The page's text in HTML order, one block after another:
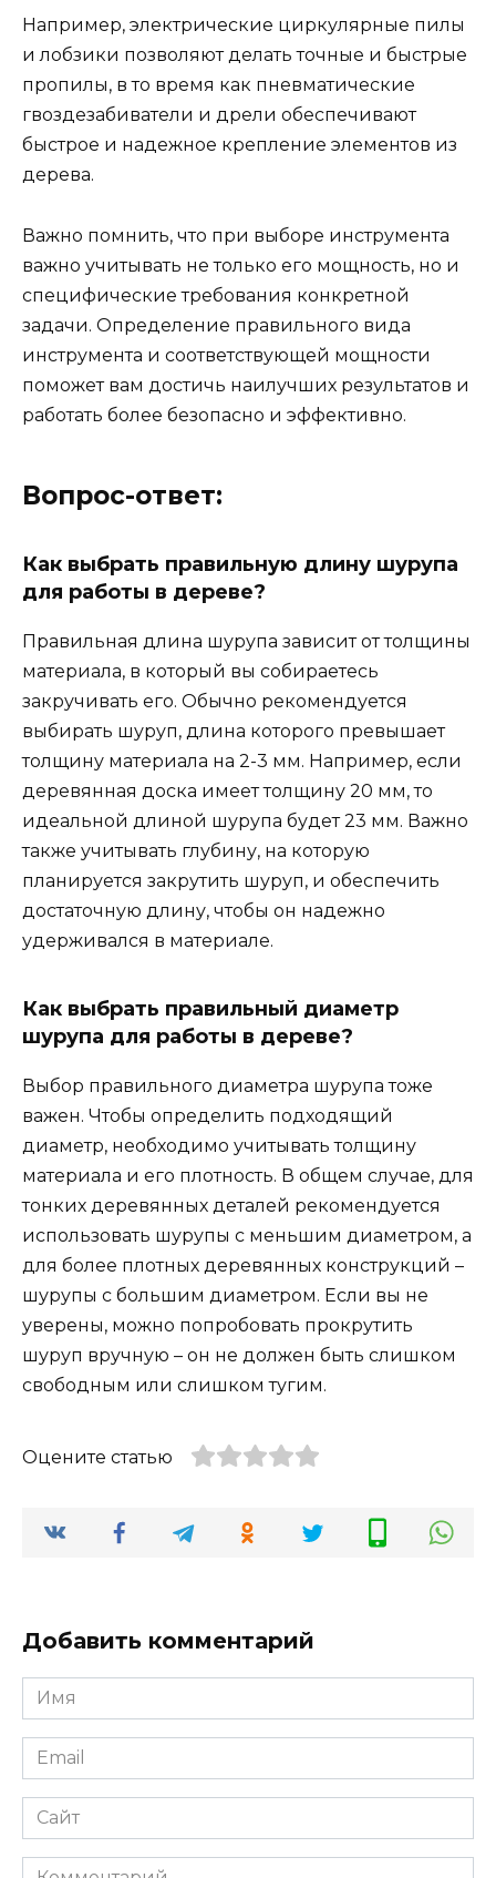
Например, электрические циркулярные пилы
и лобзики позволяют делать точные и быстрые
пропилы, в то время как пневматические
гвоздезабиватели и дрели обеспечивают
быстрое и надежное крепление элементов из
дерева.
Важно помнить, что при выборе инструмента
важно учитывать не только его мощность, но и
специфические требования конкретной
задачи. Определение правильного вида
инструмента и соответствующей мощности
поможет вам достичь наилучших результатов и
работать более безопасно и эффективно.
Вопрос-ответ:
Как выбрать правильную длину шурупа
для работы в дереве?
Правильная длина шурупа зависит от толщины
материала, в который вы собираетесь
закручивать его. Обычно рекомендуется
выбирать шуруп, длина которого превышает
толщину материала на 2-3 мм. Например, если
деревянная доска имеет толщину 20 мм, то
идеальной длиной шурупа будет 23 мм. Важно
также учитывать глубину, на которую
планируется закрутить шуруп, и обеспечить
достаточную длину, чтобы он надежно
удерживался в материале.
Как выбрать правильный диаметр
шурупа для работы в дереве?
Выбор правильного диаметра шурупа тоже
важен. Чтобы определить подходящий
диаметр, необходимо учитывать толщину
материала и его плотность. В общем случае, для
тонких деревянных деталей рекомендуется
использовать шурупы с меньшим диаметром, а
для более плотных деревянных конструкций –
шурупы с большим диаметром. Если вы не
уверены, можно попробовать прокрутить
шуруп вручную – он не должен быть слишком
свободным или слишком тугим.
Оцените статью
Добавить комментарий
Имя
*
Email
*
Сайт
Комментарий